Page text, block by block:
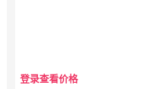
¥
登录查看价格